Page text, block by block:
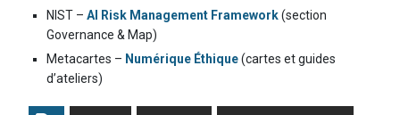
NIST – AI Risk Management Framework(section
Governance & Map)
Metacartes – Numérique Éthique(cartes et guides
d’ateliers)